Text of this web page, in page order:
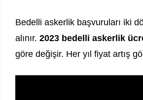
Bedelli askerlik başvuruları iki
alınır. 2023 bedelli askerlik
göre değişir. Her yıl fiyat artış